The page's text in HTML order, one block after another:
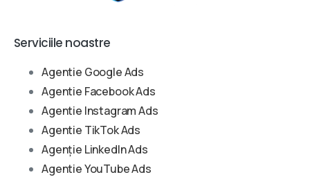
Serviciile noastre
Agentie Google Ads
Agentie Facebook Ads
Agentie Instagram Ads
Agentie TikTok Ads
Agenție LinkedIn Ads
Agentie YouTube Ads